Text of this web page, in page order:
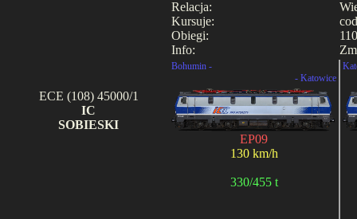
Relacja:
Kursuje:
Obiegi:
Info:
ECE (108) 45000/1
IC
SOBIESKI
Bohumin -
- Katowice
EP09
130 km/h
330/455 t